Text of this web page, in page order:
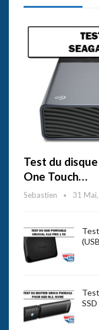
Test du
One Touch…
Sebastien 31